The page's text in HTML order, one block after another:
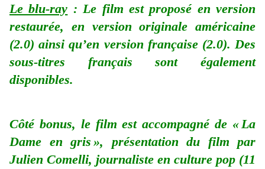
Le blu-ray : Le film est proposé en version
restaurée, en version originale américaine
(2.0) ainsi qu’en version française (2.0). Des
sous-titres français sont également
disponibles.
Côté bonus, le film est accompagné de « La
Dame en gris », présentation du film par
Julien Comelli, journaliste en culture pop (11